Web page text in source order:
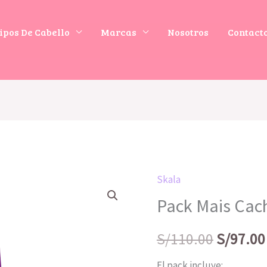
De Cabello Marcas Nosotros
Skala
Pack Mais
S/110.00
precio
original
S/97.00